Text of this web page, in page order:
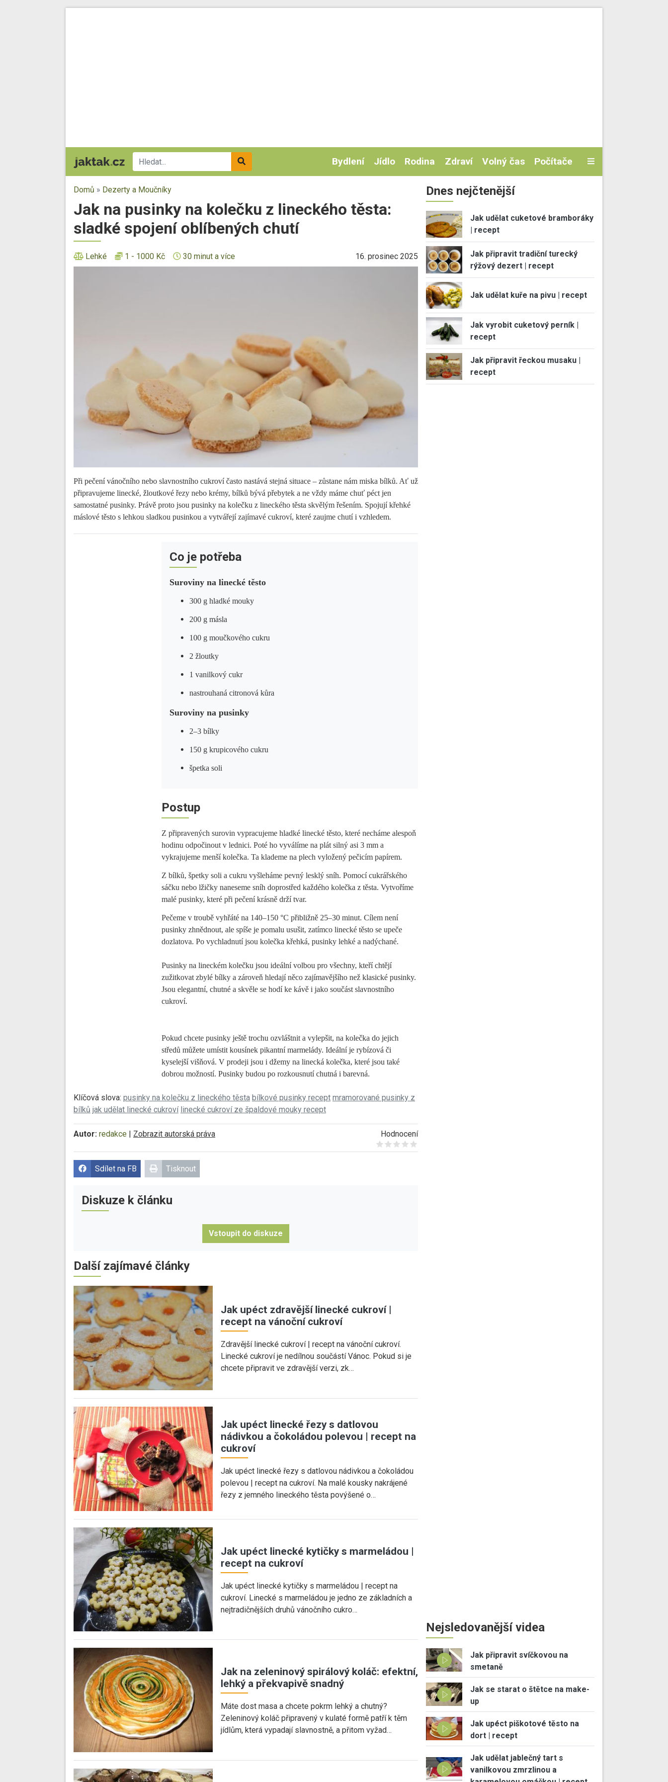
Bydlení Jídlo Rodina Zdraví Volný čas Počítače
Domů » Dezerty a Moučníky
Jak na pusinky na kolečku z lineckého těsta:
sladké spojení oblíbených chutí
Lehké 1 - 1000 Kč 30 minut a více 16. prosinec 2025
Při pečení vánočního nebo slavnostního cukroví často nastává stejná situace – zůstane nám miska bílků. Ať už
připravujeme linecké, žloutkové řezy nebo krémy, bílků bývá přebytek a ne vždy máme chuť péct jen
samostatné pusinky. Právě proto jsou pusinky na kolečku z lineckého těsta skvělým řešením. Spojují křehké
máslové těsto s lehkou sladkou pusinkou a vytvářejí zajímavé cukroví, které zaujme chutí i vzhledem.
Co je potřeba
Suroviny na linecké těsto
300 g hladké mouky
200 g másla
100 g moučkového cukru
2 žloutky
1 vanilkový cukr
nastrouhaná citronová kůra
Suroviny na pusinky
2–3 bílky
150 g krupicového cukru
špetka soli
Postup
Z připravených surovin vypracujeme hladké linecké těsto, které necháme alespoň
hodinu odpočinout v lednici. Poté ho vyválíme na plát silný asi 3 mm a
vykrajujeme menší kolečka. Ta klademe na plech vyložený pečicím papírem.
Z bílků, špetky soli a cukru vyšleháme pevný lesklý sníh. Pomocí cukrářského
sáčku nebo lžičky naneseme sníh doprostřed každého kolečka z těsta. Vytvoříme
malé pusinky, které při pečení krásně drží tvar.
Pečeme v troubě vyhřáté na 140–150 °C přibližně 25–30 minut. Cílem není
pusinky zhnědnout, ale spíše je pomalu usušit, zatímco linecké těsto se upeče
dozlatova. Po vychladnutí jsou kolečka křehká, pusinky lehké a nadýchané.
Pusinky na lineckém kolečku jsou ideální volbou pro všechny, kteří chtějí
zužitkovat zbylé bílky a zároveň hledají něco zajímavějšího než klasické pusinky.
Jsou elegantní, chutné a skvěle se hodí ke kávě i jako součást slavnostního
cukroví.
Pokud chcete pusinky ještě trochu ozvláštnit a vylepšit, na kolečka do jejich
středů můžete umístit kousínek pikantní marmelády. Ideální je rybízová či
kyselejší višňová. V prodeji jsou i džemy na linecká kolečka, které jsou také
dobrou možností. Pusinky budou po rozkousnutí chutná i barevná.
Klíčová slova: pusinky na kolečku z lineckého těsta bílkové pusinky recept mramorované pusinky z
bílků jak udělat linecké cukroví linecké cukroví ze špaldové mouky recept
Autor: redakce Zobrazit autorská práva
Hodnocení
Give it 1/5
Give it 2/5
Give it 3/5
Give it 4/5
Give it 5/5
Sdílet na FB Tisknout
Diskuze k článku
Vstoupit do diskuze
Další zajímavé články
Jak upéct zdravější linecké cukroví |
recept na vánoční cukroví
Zdravější linecké cukroví | recept na vánoční cukroví.
Linecké cukroví je nedílnou součástí Vánoc. Pokud si je
chcete připravit ve zdravější verzi, zk…
Jak upéct linecké řezy s datlovou
nádivkou a čokoládou polevou | recept na
cukroví
Jak upéct linecké řezy s datlovou nádivkou a čokoládou
polevou | recept na cukroví. Na malé kousky nakrájené
řezy z jemného lineckého těsta povýšené o…
Jak upéct linecké kytičky s marmeládou |
recept na cukroví
Jak upéct linecké kytičky s marmeládou | recept na
cukroví. Linecké s marmeládou je jedno ze základních a
nejtradičnějších druhů vánočního cukro…
Jak na zeleninový spirálový koláč: efektní,
lehký a překvapivě snadný
Máte dost masa a chcete pokrm lehký a chutný?
Zeleninový koláč připravený v kulaté formě patří k těm
jídlům, která vypadají slavnostně, a přitom vyžad…
Dnes nejčtenější
Jak udělat cuketové bramboráky
| recept
Jak připravit tradiční turecký
rýžový dezert | recept
Jak udělat kuře na pivu | recept
Jak vyrobit cuketový perník |
recept
Jak připravit řeckou musaku |
recept
Nejsledovanější videa
Jak připravit svíčkovou na
smetaně
Jak se starat o štětce na make-
up
Jak upéct piškotové těsto na
dort | recept
Jak udělat jablečný tart s
vanilkovou zmrzlinou a